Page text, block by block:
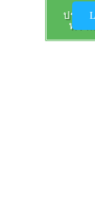
ลง
ประก
ฟรี !!!